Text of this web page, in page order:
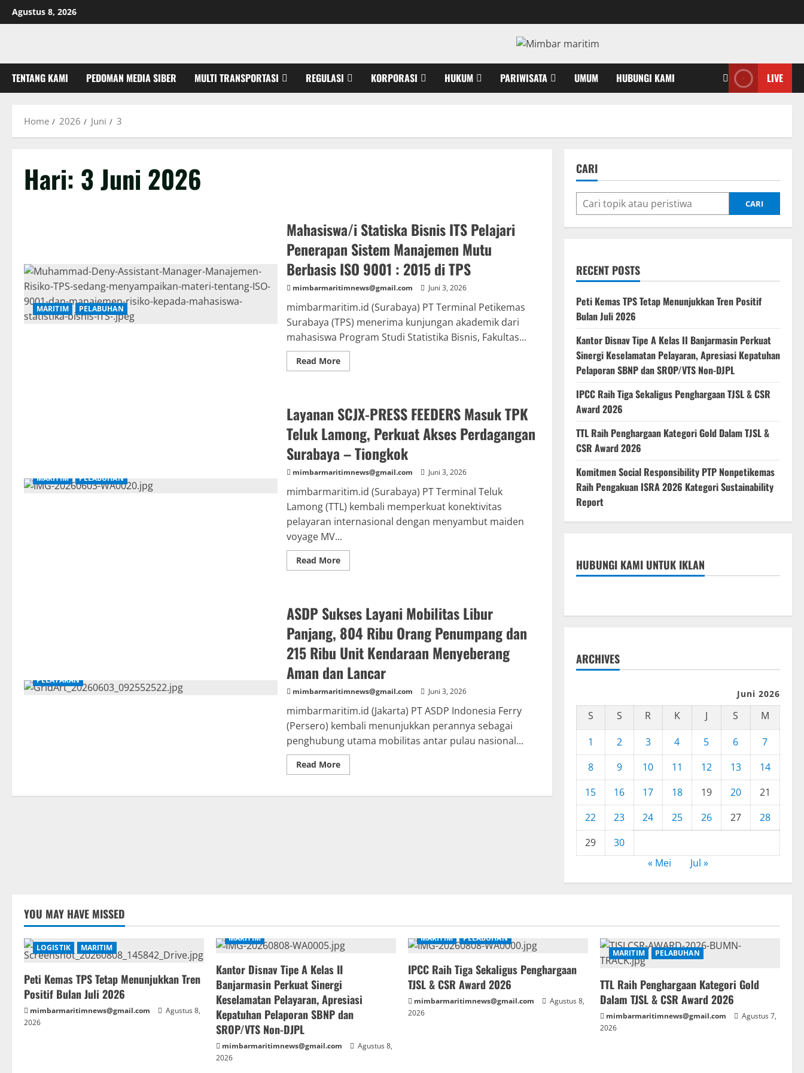
Skip
to
Agustus 8, 2026
TENTANG KAMI PEDOMAN MEDIA SIBER MULTI TRANSPORTASI REGULASI KORPORASI HUKUM PARIWISATA UMUM HUBUNGI KAMI LIVE
Home 2026 Juni 3
Hari: 3 Juni 2026
MARITIM PELABUHAN
Mahasiswa/i Statiska Bisnis ITS Pelajari
Penerapan Sistem Manajemen Mutu
Berbasis ISO 9001 : 2015 di TPS
mimbarmaritimnews@gmail.com Juni 3, 2026
mimbarmaritim.id (Surabaya) PT Terminal Petikemas
Surabaya (TPS) menerima kunjungan akademik dari
mahasiswa Program Studi Statistika Bisnis, Fakultas...
Read MoreRead
more
ITS
Pelajari
Penerapan
Sistem
Manajemen
Mutu
Berbasis
ISO
9001
:
2015
di
TPS
MARITIM PELABUHAN
Layanan SCJX-PRESS FEEDERS Masuk TPK
Teluk Lamong, Perkuat Akses Perdagangan
Surabaya – Tiongkok
mimbarmaritimnews@gmail.com Juni 3, 2026
mimbarmaritim.id (Surabaya) PT Terminal Teluk
Lamong (TTL) kembali memperkuat konektivitas
pelayaran internasional dengan menyambut maiden
voyage MV...
Read MoreRead
more
FEEDERS
Masuk
TPK
Teluk
Lamong,
Perkuat
Akses
Perdagangan
Surabaya
Tiongkok
PELAYARAN
ASDP Sukses Layani Mobilitas Libur
Panjang, 804 Ribu Orang Penumpang dan
215 Ribu Unit Kendaraan Menyeberang
Aman dan Lancar
mimbarmaritimnews@gmail.com Juni 3, 2026
mimbarmaritim.id (Jakarta) PT ASDP Indonesia Ferry
(Persero) kembali menunjukkan perannya sebagai
penghubung utama mobilitas antar pulau nasional...
Read MoreRead
more
Sukses
Aman
CARI
CARI
RECENT POSTS
Peti Kemas TPS Tetap Menunjukkan Tren Positif
Bulan Juli 2026
Kantor Disnav Tipe A Kelas II Banjarmasin Perkuat
Sinergi Keselamatan Pelayaran, Apresiasi Kepatuhan
Pelaporan SBNP dan SROP/VTS Non-DJPL
IPCC Raih Tiga Sekaligus Penghargaan TJSL & CSR
Award 2026
TTL Raih Penghargaan Kategori Gold Dalam TJSL &
CSR Award 2026
Komitmen Social Responsibility PTP Nonpetikemas
Raih Pengakuan ISRA 2026 Kategori Sustainability
Report
HUBUNGI KAMI UNTUK IKLAN
ARCHIVES
Juni 2026
S S R K J S
M
1
2 3 4 5 6
7
8
9 10 11 12 13
14
15
16 17 18 19 20
21
22
23 24 25 26 27
28
29
30
« Mei
Jul »
YOU MAY HAVE MISSED
LOGISTIK MARITIM
Peti Kemas TPS Tetap Menunjukkan Tren
Positif Bulan Juli 2026
mimbarmaritimnews@gmail.com
Agustus 8,
2026
MARITIM
Kantor Disnav Tipe A Kelas II
Banjarmasin Perkuat Sinergi
Keselamatan Pelayaran, Apresiasi
Kepatuhan Pelaporan SBNP dan
SROP/VTS Non-DJPL
mimbarmaritimnews@gmail.com
Agustus 8,
2026
MARITIM PELABUHAN
IPCC Raih Tiga Sekaligus Penghargaan
TJSL & CSR Award 2026
mimbarmaritimnews@gmail.com
Agustus 8,
2026
MARITIM PELABUHAN
TTL Raih Penghargaan Kategori Gold
Dalam TJSL & CSR Award 2026
mimbarmaritimnews@gmail.com
Agustus 7,
2026